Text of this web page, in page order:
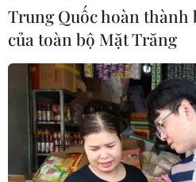
Trung Quốc hoàn thành
của toàn bộ Mặt Trăng